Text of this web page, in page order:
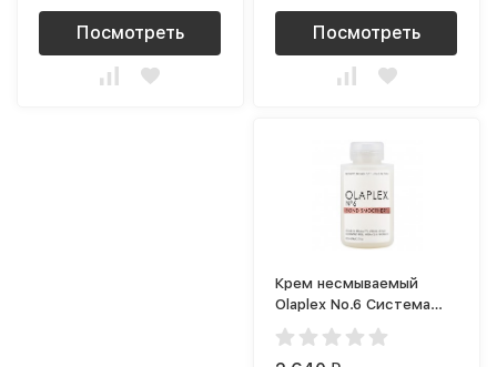
Посмотреть Посмотреть
Крем несмываемый
Olaplex No.6 Система
защиты волос